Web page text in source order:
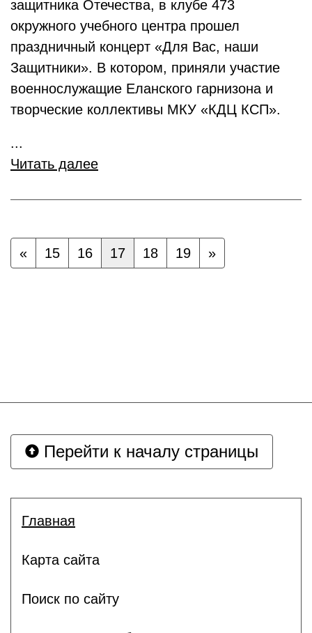
защитника Отечества, в клубе 473
окружного учебного центра прошел
праздничный концерт «Для Вас, наши
Защитники». В котором, приняли участие
военнослужащие Еланского гарнизона и
творческие коллективы МКУ «КДЦ КСП».
...
Читать далее
« 15 16 17 18 19 »
Перейти к началу страницы
Главная
Карта сайта
Поиск по сайту